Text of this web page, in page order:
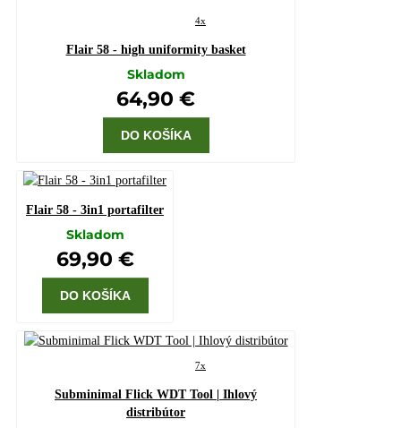
4x
Flair 58 - high uniformity basket
Skladom
64,90 €
DO KOŠÍKA
Flair 58 - 3in1 portafilter
Skladom
69,90 €
DO KOŠÍKA
7x
Subminimal Flick WDT Tool | Ihlový
distribútor